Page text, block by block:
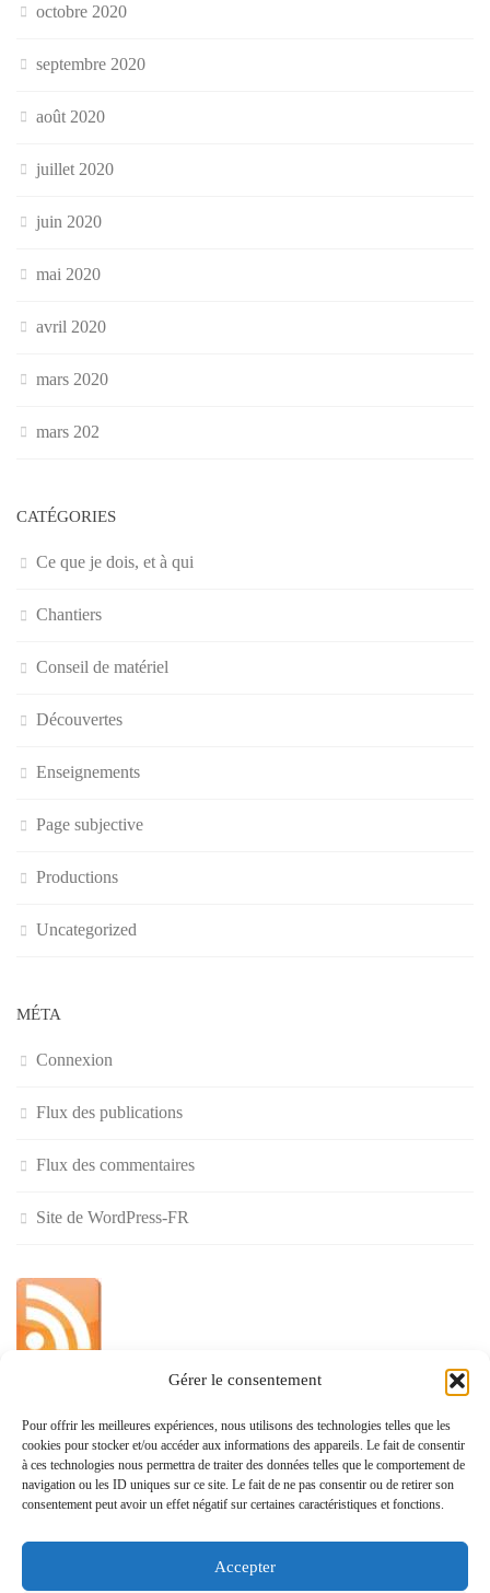
Gérer le consentement
Pour offrir les meilleures expériences, nous utilisons des technologies telles que les
cookies pour stocker et/ou accéder aux informations des appareils. Le fait de consentir
à ces technologies nous permettra de traiter des données telles que le comportement de
navigation ou les ID uniques sur ce site. Le fait de ne pas consentir ou de retirer son
consentement peut avoir un effet négatif sur certaines caractéristiques et fonctions.
Accepter
octobre 2020
septembre 2020
août 2020
juillet 2020
juin 2020
mai 2020
avril 2020
mars 2020
mars 202
CATÉGORIES
Ce que je dois, et à qui
Chantiers
Conseil de matériel
Découvertes
Enseignements
Page subjective
Productions
Uncategorized
MÉTA
Connexion
Flux des publications
Flux des commentaires
Site de WordPress-FR
»
Politique de confidentialité